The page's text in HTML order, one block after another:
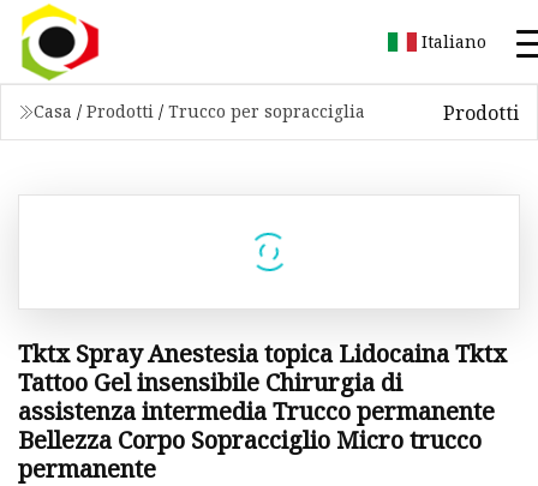
Italiano
Casa / Prodotti / Trucco per sopracciglia Prodotti
Tktx Spray Anestesia topica Lidocaina Tktx
Tattoo Gel insensibile Chirurgia di
assistenza intermedia Trucco permanente
Bellezza Corpo Sopracciglio Micro trucco
permanente